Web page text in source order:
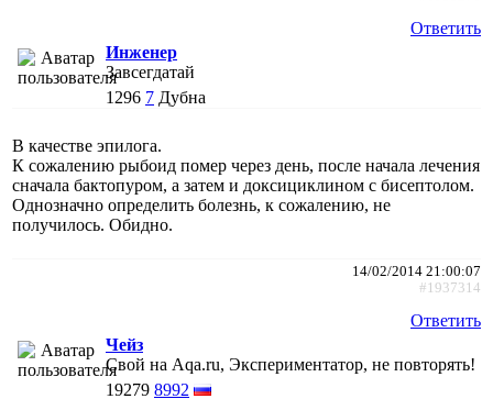
Ответить
Инженер
Завсегдатай
1296 7 Дубна
В качестве эпилога.
К сожалению рыбоид помер через день, после начала лечения
сначала бактопуром, а затем и доксициклином с бисептолом.
Однозначно определить болезнь, к сожалению, не
получилось. Обидно.
14/02/2014 21:00:07
#1937314
Ответить
Чейз
Свой на Aqa.ru, Экспериментатор, не повторять!
19279 8992